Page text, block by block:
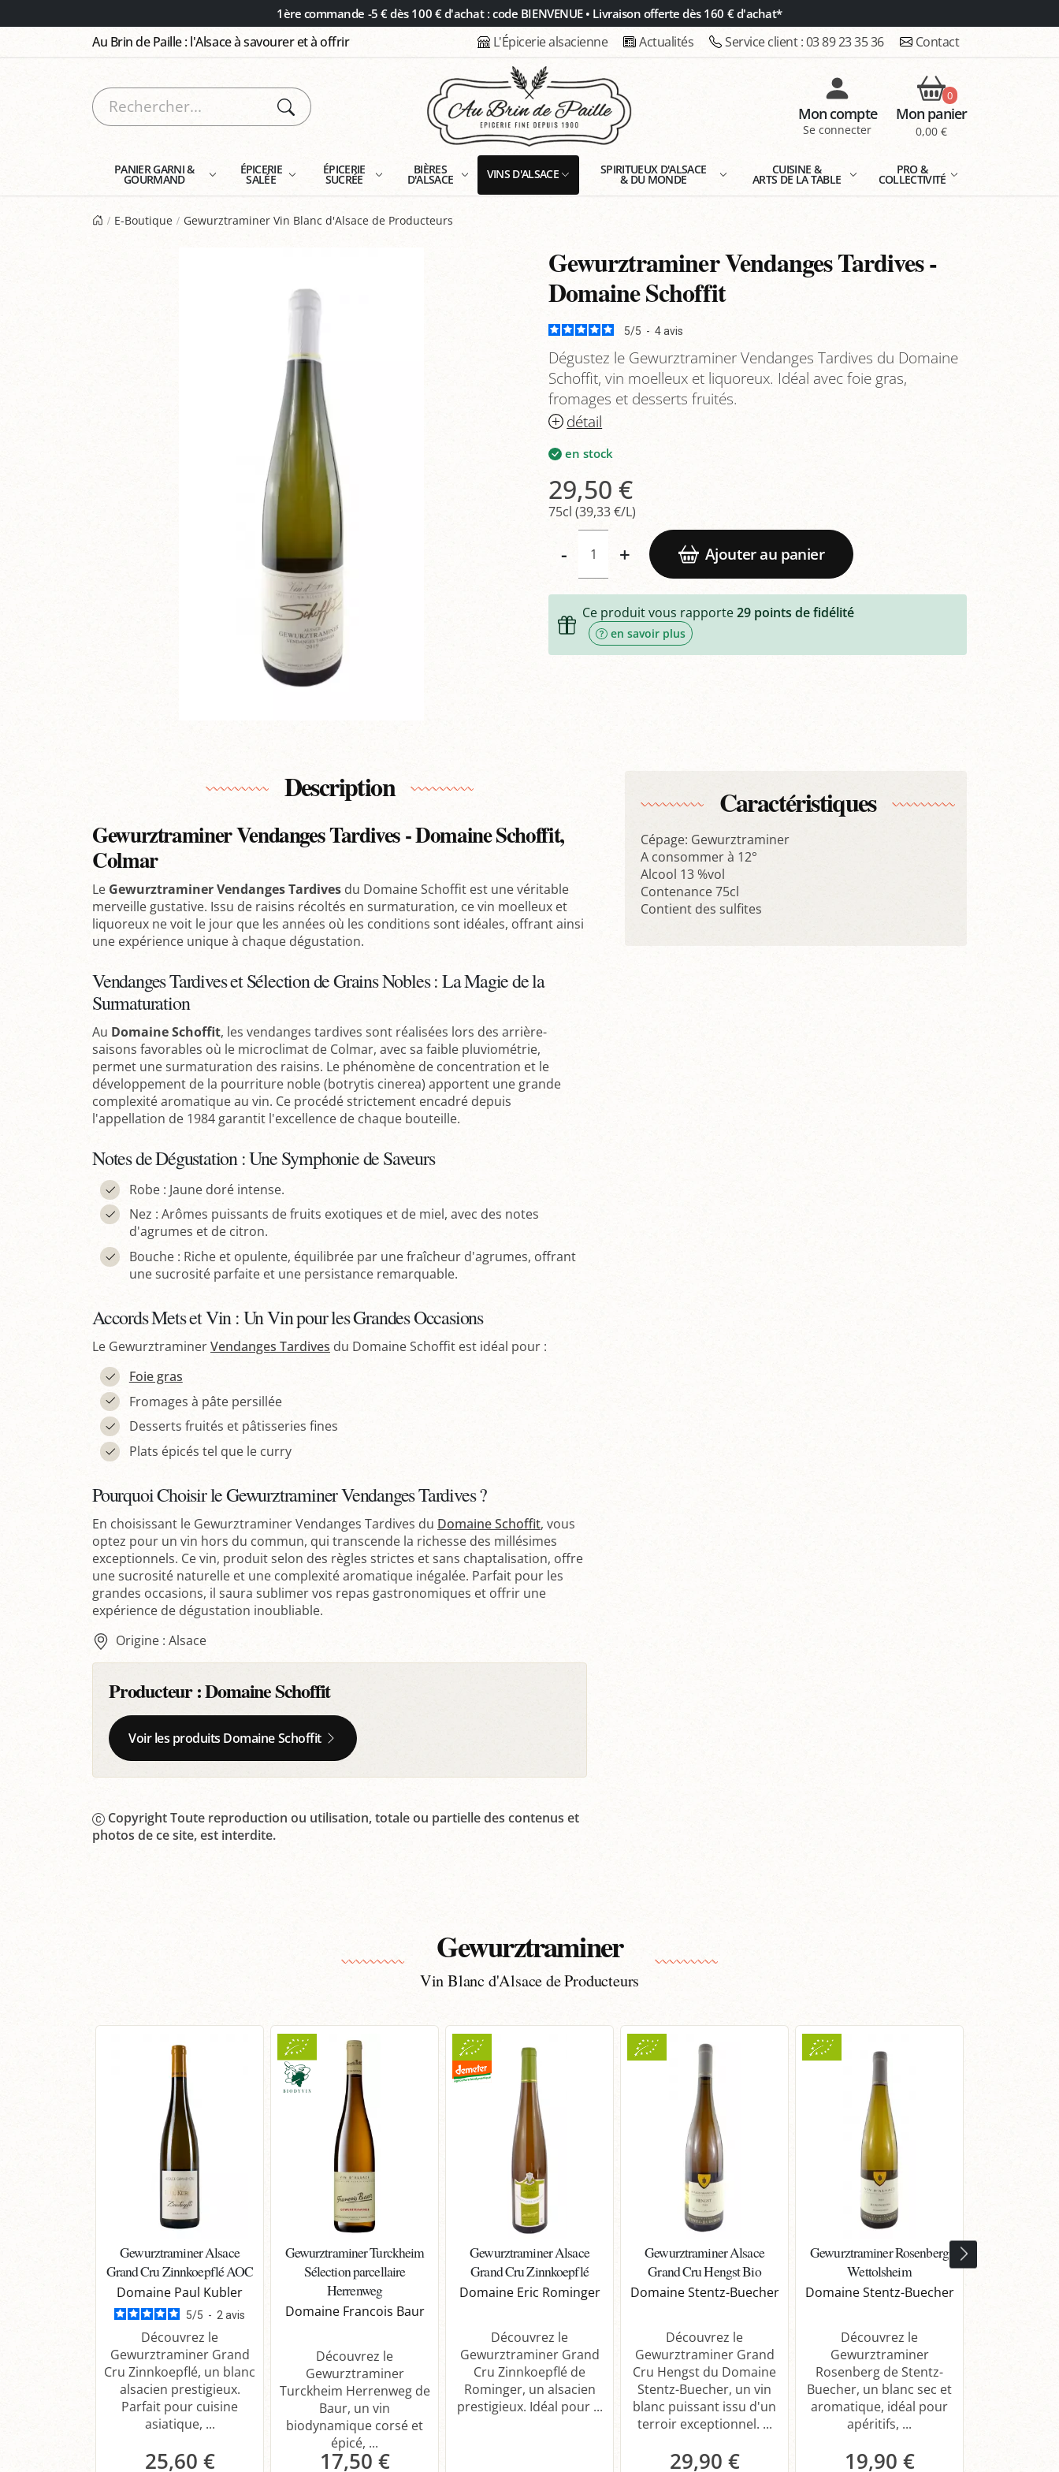
1ère commande -5 € dès 100 € d'achat : code BIENVENUE • Livraison offerte dès 160 € d'achat*
Au Brin de Paille : l'Alsace à savourer et à offrir L'Épicerie alsacienne Actualités Service client :03 89 23 35 36 Contact
Mon compte
Se connecter
0
Mon panier
0,00 €
PANIER GARNI &
GOURMAND
ÉPICERIE
SALÉE
ÉPICERIE
SUCRÉE
BIÈRES
D'ALSACE VINS D'ALSACE SPIRITUEUX D'ALSACE
& DU MONDE
CUISINE &
ARTS DE LA TABLE
PRO &
COLLECTIVITÉ
E-Boutique Gewurztraminer Vin Blanc d'Alsace de Producteurs
Gewurztraminer Vendanges Tardives -
Domaine Schoffit
5/5 - 4avis
Dégustez le Gewurztraminer Vendanges Tardives du Domaine
Schoffit, vin moelleux et liquoreux. Idéal avec foie gras,
fromages et desserts fruités.
détail
en stock
29,50 €
75cl (39,33 €/L)
- + Ajouter au panier
Ce produit vous rapporte29 points de fidélité
en savoir plus
Description
Gewurztraminer Vendanges Tardives - Domaine Schoffit,
Colmar
Le Gewurztraminer Vendanges Tardives du Domaine Schoffit est une véritable
merveille gustative. Issu de raisins récoltés en surmaturation, ce vin moelleux et
liquoreux ne voit le jour que les années où les conditions sont idéales, offrant ainsi
une expérience unique à chaque dégustation.
Vendanges Tardives et Sélection de Grains Nobles : La Magie de la
Surmaturation
Au Domaine Schoffit, les vendanges tardives sont réalisées lors des arrière-
saisons favorables où le microclimat de Colmar, avec sa faible pluviométrie,
permet une surmaturation des raisins. Le phénomène de concentration et le
développement de la pourriture noble (botrytis cinerea) apportent une grande
complexité aromatique au vin. Ce procédé strictement encadré depuis
l'appellation de 1984 garantit l'excellence de chaque bouteille.
Notes de Dégustation : Une Symphonie de Saveurs
Robe : Jaune doré intense.
Nez : Arômes puissants de fruits exotiques et de miel, avec des notes
d'agrumes et de citron.
Bouche : Riche et opulente, équilibrée par une fraîcheur d'agrumes, offrant
une sucrosité parfaite et une persistance remarquable.
Accords Mets et Vin : Un Vin pour les Grandes Occasions
Le GewurztraminerVendanges Tardives du Domaine Schoffit est idéal pour :
Foie gras
Fromages à pâte persillée
Desserts fruités et pâtisseries fines
Plats épicés tel que le curry
Pourquoi Choisir le Gewurztraminer Vendanges Tardives ?
En choisissant le Gewurztraminer Vendanges Tardives du Domaine Schoffit, vous
optez pour un vin hors du commun, qui transcende la richesse des millésimes
exceptionnels. Ce vin, produit selon des règles strictes et sans chaptalisation, offre
une sucrosité naturelle et une complexité aromatique inégalée. Parfait pour les
grandes occasions, il saura sublimer vos repas gastronomiques et offrir une
expérience de dégustation inoubliable.
Origine : Alsace
Producteur :Domaine Schoffit
Voir les produits Domaine Schoffit
Copyright Toute reproduction ou utilisation, totale ou partielle des contenus et
photos de ce site, est interdite.
Caractéristiques
Cépage: Gewurztraminer
A consommer à 12°
Alcool 13 %vol
Contenance 75cl
Contient des sulfites
Gewurztraminer
Vin Blanc d'Alsace de Producteurs
Gewurztraminer Alsace
Grand Cru Zinnkoepflé AOC
Domaine Paul Kubler
5/5 - 2avis
Découvrez le
Gewurztraminer Grand
Cru Zinnkoepflé, un blanc
alsacien prestigieux.
Parfait pour cuisine
asiatique, ...
25,60 €
Gewurztraminer Turckheim
Sélection parcellaire
Herrenweg
Domaine Francois Baur
Découvrez le
Gewurztraminer
Turckheim Herrenweg de
Baur, un vin
biodynamique corsé et
épicé, ...
17,50 €
Gewurztraminer Alsace
Grand Cru Zinnkoepflé
Domaine Eric Rominger
Découvrez le
Gewurztraminer Grand
Cru Zinnkoepflé de
Rominger, un alsacien
prestigieux. Idéal pour ...
Gewurztraminer Alsace
Grand Cru Hengst Bio
Domaine Stentz-Buecher
Découvrez le
Gewurztraminer Grand
Cru Hengst du Domaine
Stentz-Buecher, un vin
blanc puissant issu d'un
terroir exceptionnel. ...
29,90 €
Gewurztraminer Rosenberg
Wettolsheim
Domaine Stentz-Buecher
Découvrez le
Gewurztraminer
Rosenberg de Stentz-
Buecher, un blanc sec et
aromatique, idéal pour
apéritifs, ...
19,90 €